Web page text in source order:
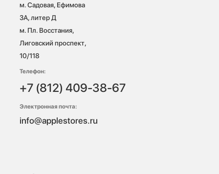
м. Садовая, Ефимова
3А, литер Д
м. Пл. Восстания,
Лиговский проспект,
10/118
Телефон:
+7 (812) 409-38-67
Электронная почта:
info@applestores.ru